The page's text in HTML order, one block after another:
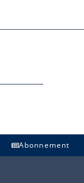
Abonnement